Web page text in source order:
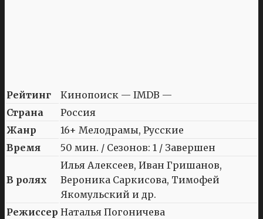
Рейтинг
Кинопоиск — IMDB —
Страна
Россия
Жанр
16+ Мелодрамы, Русские
Время
50 мин. / Сезонов: 1 / Завершен
В ролях
Илья Алексеев, Иван Гришанов,
Вероника Саркисова, Тимофей
Якомульский и др.
Режиссер Наталья Погоничева